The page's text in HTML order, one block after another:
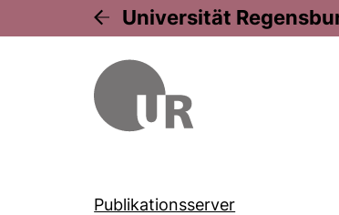
Universität
Publikationsserver